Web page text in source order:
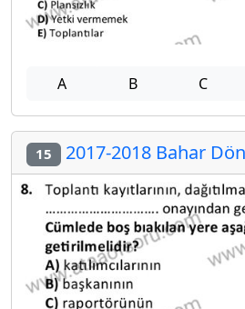
A B C
15 2017-2018 Bahar